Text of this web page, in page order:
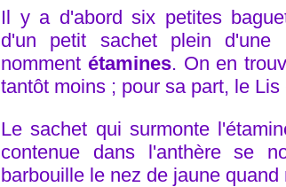
Il y a d'abord six petites
d'un petit sachet plein
nomment étamines. On en
tantôt moins ; pour sa part, le Lis
Le sachet qui surmonte
contenue dans l'anthère se
barbouille le nez de jaune